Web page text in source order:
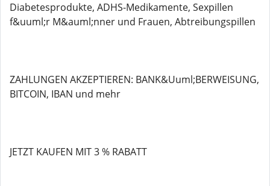
Diabetesprodukte, ADHS-Medikamente, Sexpillen
f&uuml;r M&auml;nner und Frauen, Abtreibungspillen
ZAHLUNGEN AKZEPTIEREN: BANK&Uuml;BERWEISUNG,
BITCOIN, IBAN und mehr
JETZT KAUFEN MIT 3 % RABATT